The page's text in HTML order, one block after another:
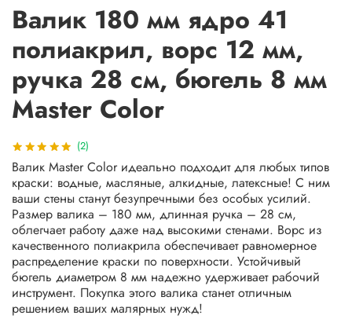
(2)
Валик 180 мм ядро 41
полиакрил, ворс 12 мм,
ручка 28 см, бюгель 8 мм
Master Color
Валик Master Color идеально подходит для любых типов
краски: водные, масляные, алкидные, латексные! С ним
ваши стены станут безупречными без особых усилий.
Размер валика – 180 мм, длинная ручка – 28 см,
облегчает работу даже над высокими стенами. Ворс из
качественного полиакрила обеспечивает равномерное
распределение краски по поверхности. Устойчивый
бюгель диаметром 8 мм надежно удерживает рабочий
инструмент. Покупка этого валика станет отличным
решением ваших малярных нужд!